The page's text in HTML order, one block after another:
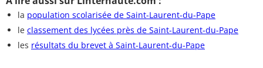
la population scolarisée de Saint-Laurent-du-Pape
le classement des lycées près de Saint-Laurent-du-Pape
les résultats du brevet à Saint-Laurent-du-Pape